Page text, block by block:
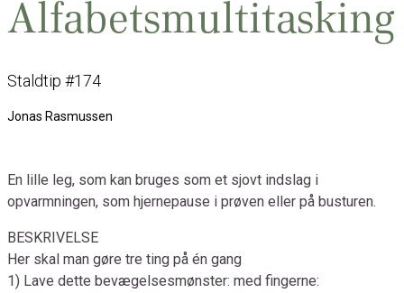
Alfabetsmultitasking
Staldtip #174
Jonas Rasmussen
En lille leg, som kan bruges som et sjovt indslag i
opvarmningen, som hjernepause i prøven eller på busturen.
BESKRIVELSE
Her skal man gøre tre ting på én gang
1) Lave dette bevægelsesmønster: med fingerne: